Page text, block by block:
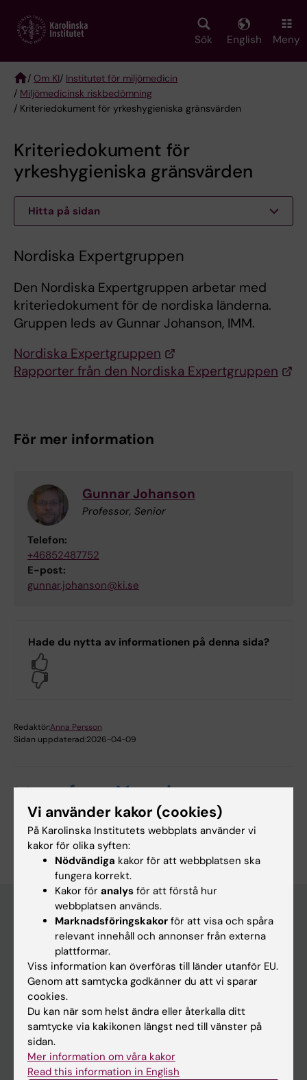
main
Sök English Meny
Breadcrumb
/ Om KI/ Institutet för miljömedicin
/ Miljömedicinsk riskbedömning
/ Kriteriedokument för yrkeshygieniska gränsvärden
Kriteriedokument för
yrkeshygieniska gränsvärden
Hitta på sidan
Nordiska Expertgruppen
Den Nordiska Expertgruppen arbetar med
kriteriedokument för de nordiska länderna.
Gruppen leds av Gunnar Johanson, IMM.
Nordiska Expertgruppen
Rapporter från den Nordiska Expertgruppen
För mer information
Gunnar Johanson
Professor, Senior
Telefon:
+46852487752
E-post:
gunnar.johanson@ki.se
Hade du nytta av informationen på denna sida?
Redaktör:Anna Persson
Sidan uppdaterad:2026-04-09
Dela
Huvudmeny
Utbildning
Forskarutbildning
Forskning
Om KI
På gång
Vi använder kakor (cookies)
På Karolinska Institutets webbplats använder vi
kakor för olika syften:
Nödvändiga kakor för att webbplatsen ska
fungera korrekt.
Kakor för analys för att förstå hur
webbplatsen används.
Marknadsföringskakor för att visa och spåra
relevant innehåll och annonser från externa
plattformar.
Viss information kan överföras till länder utanför EU.
Genom att samtycka godkänner du att vi sparar
cookies.
Du kan när som helst ändra eller återkalla ditt
samtycke via kakikonen längst ned till vänster på
sidan.
Mer information om våra kakor
Read this information in English